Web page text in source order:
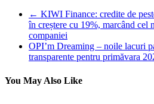
← KIWI Finance: credite de
în creștere cu 19%, marcând cel
companiei
OPI’m Dreaming – noile lacuri
transparente pentru primăvara
You May Also Like